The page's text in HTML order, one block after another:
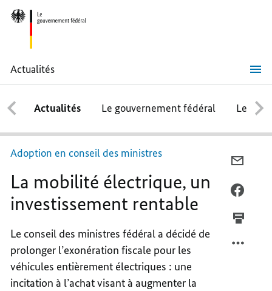
Actualités
La
mobilité
électrique,
un
investissement
rentable
Actualités Le gouvernement fédéral Le
Adoption en conseil des ministres
La mobilité électrique, un
investissement rentable
Le conseil des ministres fédéral a décidé de
prolonger l’exonération fiscale pour les
véhicules entièrement électriques : une
incitation à l’achat visant à augmenter la